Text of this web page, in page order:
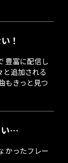
！
豊富に配信し
と追加される
もきっと見つ
い…
かったフレー